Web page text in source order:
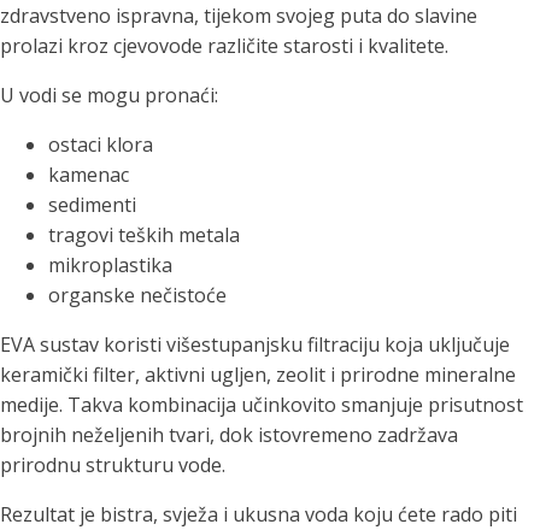
zdravstveno ispravna, tijekom svojeg puta do slavine
prolazi kroz cjevovode različite starosti i kvalitete.
U vodi se mogu pronaći:
ostaci klora
kamenac
sedimenti
tragovi teških metala
mikroplastika
organske nečistoće
EVA sustav koristi višestupanjsku filtraciju koja uključuje
keramički filter, aktivni ugljen, zeolit i prirodne mineralne
medije. Takva kombinacija učinkovito smanjuje prisutnost
brojnih neželjenih tvari, dok istovremeno zadržava
prirodnu strukturu vode.
Rezultat je bistra, svježa i ukusna voda koju ćete rado piti